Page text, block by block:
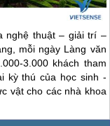
nghệ thuật – giải trí –
mỗi ngày Làng văn
3.000 khách tham
kỳ thú của học sinh -
vật cho các nhà khoa